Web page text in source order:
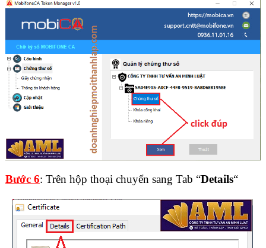
Bước 6: Trên hộp thoại chuyển sang Tab “Details“